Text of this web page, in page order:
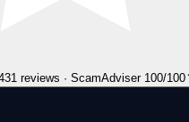
reviews · ScamAdviser 100/100